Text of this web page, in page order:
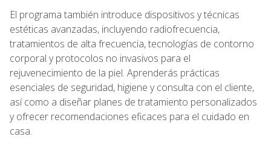
El programa también introduce dispositivos y técnicas
estéticas avanzadas, incluyendo radiofrecuencia,
tratamientos de alta frecuencia, tecnologías de contorno
corporal y protocolos no invasivos para el
rejuvenecimiento de la piel. Aprenderás prácticas
esenciales de seguridad, higiene y consulta con el cliente,
así como a diseñar planes de tratamiento personalizados
y ofrecer recomendaciones eficaces para el cuidado en
casa.